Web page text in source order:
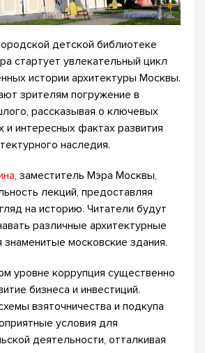
детской библиотеке
стартует увлекательный цикл
истории архитектуры Москвы.
зрителям погружение в
рассказывая о ключевых
и интересных фактах развития
наследия.
, заместитель Мэра Москвы,
лекций, предоставляя
на историю. Читатели будут
различные архитектурные
знаменитые московские здания.
уровне коррупция существенно
бизнеса и инвестиций.
взяточничества и подкупа
условия для
деятельности, отталкивая